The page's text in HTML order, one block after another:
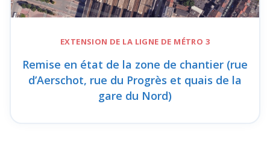
EXTENSION DE LA LIGNE DE MÉTRO 3
Remise en état de la zone de chantier (rue
d’Aerschot, rue du Progrès et quais de la
gare du Nord)